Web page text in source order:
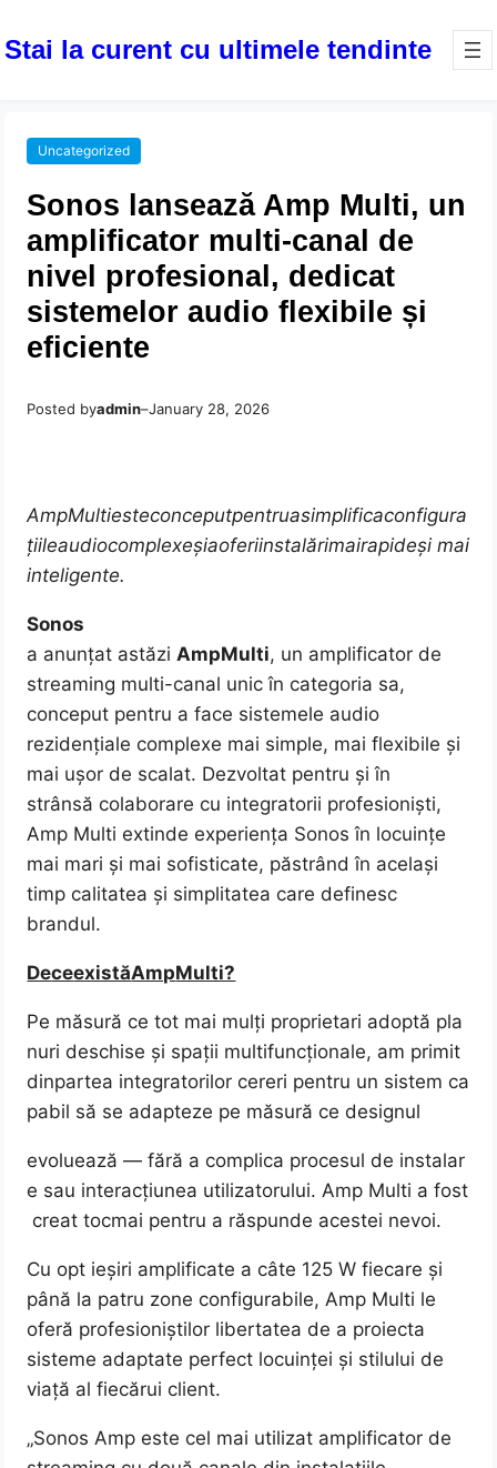
Stai la curent cu ultimele tendinte
Uncategorized
Sonos lansează Amp Multi, un
amplificator multi-canal de
nivel profesional, dedicat
sistemelor audio flexibile și
eficiente
Posted byadmin–January 28, 2026
AmpMultiesteconceputpentruasimplificaconfigura
țiileaudiocomplexeșiaoferiinstalărimairapideșimai
inteligente.
Sonos
a anunțat astăziAmpMulti, un amplificator de
streaming multi-canal unic în categoria sa,
conceput pentru a face sistemele audio
rezidențiale complexe mai simple, mai flexibile și
mai ușor de scalat. Dezvoltat pentru și în
strânsă colaborare cu integratorii profesioniști,
Amp Multi extinde experiența Sonos în locuințe
mai mari și mai sofisticate, păstrând în același
timp calitatea și simplitatea care definesc
brandul.
DeceexistăAmpMulti?
Pe măsură ce tot mai mulți proprietari adoptă pla
nuri deschise și spații multifuncționale, am primit
dinpartea integratorilor cereri pentru un sistem ca
pabil să se adapteze pe măsură ce designul
evoluează — fără a complica procesul de instalar
e sau interacțiunea utilizatorului. Amp Multi a fost
creat tocmai pentru a răspunde acestei nevoi.
Cu opt ieșiri amplificate a câte 125 W fiecare și
până la patru zone configurabile, Amp Multi le
oferă profesioniștilor libertatea de a proiecta
sisteme adaptate perfect locuinței și stilului de
viață al fiecărui client.
„Sonos Amp este cel mai utilizat amplificator de